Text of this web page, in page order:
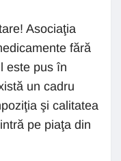
Asociaţia
fără
este pus în
un cadru
şi calitatea
pe piaţa din